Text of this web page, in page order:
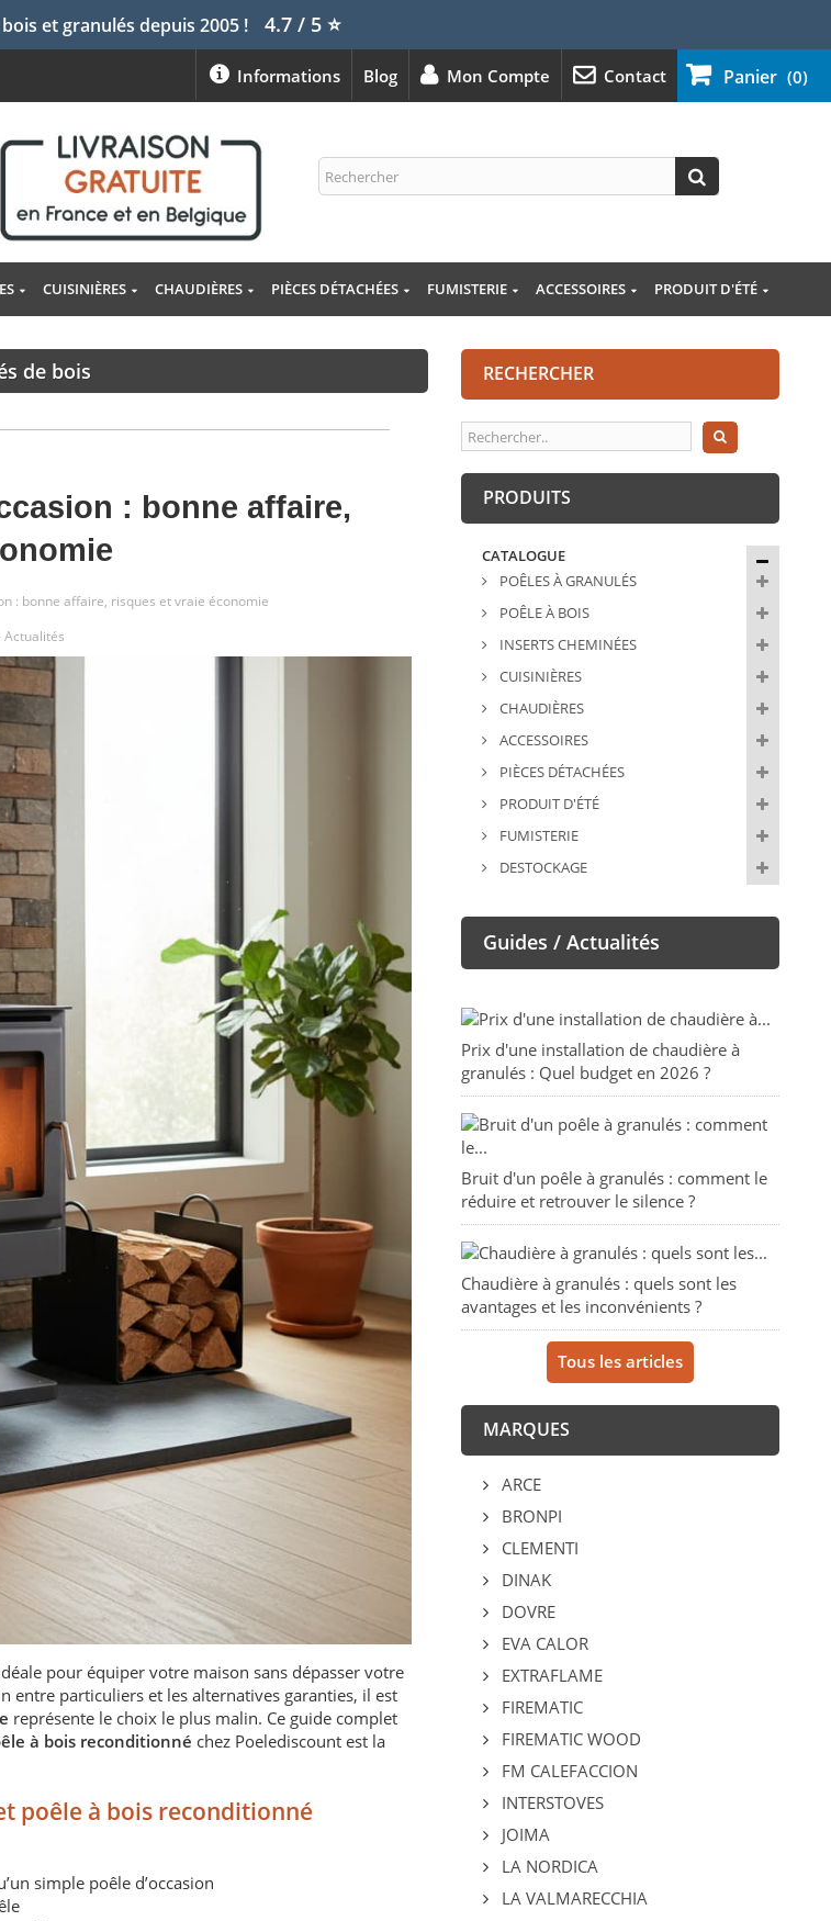
et granulés depuis 2005 ! 4.7 / 5⭐
Panier (0)
Contact
Mon Compte
Blog
Informations
CUISINIÈRES CHAUDIÈRES PIÈCES DÉTACHÉES FUMISTERIE ACCESSOIRES PRODUIT D'ÉTÉ
de bois
: bonne affaire,
: bonne affaire, risques et vraie économie
Actualités
pour équiper votre maison sans dépasser votre
entre particuliers et les alternatives garanties, il est
représente le choix le plus malin. Ce guide complet
à bois reconditionné chez Poelediscount est la
poêle à bois reconditionné
simple poêle d’occasion
RECHERCHER
PRODUITS
CATALOGUE
POÊLES À GRANULÉS
POÊLE À BOIS
INSERTS CHEMINÉES
CUISINIÈRES
CHAUDIÈRES
ACCESSOIRES
PIÈCES DÉTACHÉES
PRODUIT D'ÉTÉ
FUMISTERIE
DESTOCKAGE
Guides / Actualités
Prix d'une installation de chaudière à
granulés : Quel budget en 2026 ?
Bruit d'un poêle à granulés : comment le
réduire et retrouver le silence ?
Chaudière à granulés : quels sont les
avantages et les inconvénients ?
Tous les articles
MARQUES
ARCE
BRONPI
CLEMENTI
DINAK
DOVRE
EVA CALOR
EXTRAFLAME
FIREMATIC
FIREMATIC WOOD
FM CALEFACCION
INTERSTOVES
JOIMA
LA NORDICA
LA VALMARECCHIA